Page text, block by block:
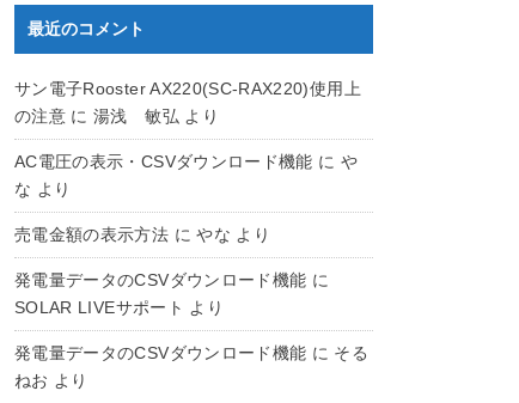
最近のコメント
サン電子Rooster AX220(SC-RAX220)使用上
の注意 に湯浅 敏弘 より
AC電圧の表示・CSVダウンロード機能 に や
な より
売電金額の表示方法 にやな より
発電量データのCSVダウンロード機能 に
SOLAR LIVEサポート より
発電量データのCSVダウンロード機能 に そる
ねお より